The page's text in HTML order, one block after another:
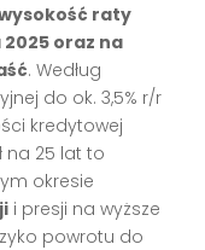
raty
oraz na
. Według
do ok. 3,5% r/r
kredytowej
na 25 lat to
okresie
i presji na wyższe
powrotu do